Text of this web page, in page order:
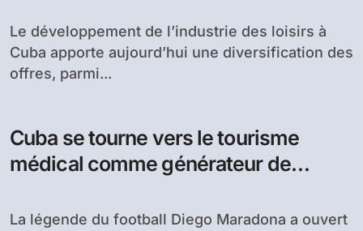
Le développement de l’industrie des loisirs à
Cuba apporte aujourd’hui une diversification des
offres, parmi...
Cuba se tourne vers le tourisme
médical comme générateur de
La légende du football Diego Maradona a ouvert